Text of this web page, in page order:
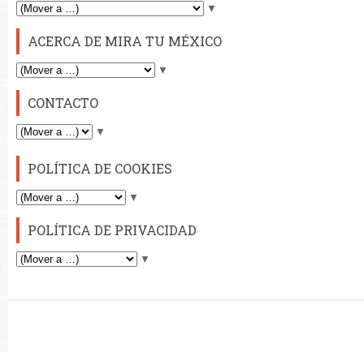
▼
ACERCA DE MIRA TU MÉXICO
▼
CONTACTO
▼
POLÍTICA DE COOKIES
▼
POLÍTICA DE PRIVACIDAD
▼